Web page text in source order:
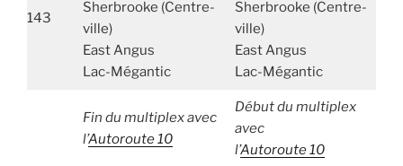
143
Sherbrooke (Centre-
ville)
East Angus
Lac-Mégantic
Sherbrooke (Centre-
ville)
East Angus
Lac-Mégantic
Fin du multiplex avec
l’Autoroute 10
Début du multiplex
avec
l’Autoroute 10